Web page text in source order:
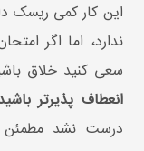
این کار کمی ریسک
ندارد، اما اگر
سعی کنید خلاق
انعطاف پذیرتر
درست نشد مطمئن